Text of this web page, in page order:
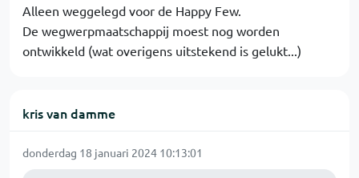
Alleen weggelegd voor de Happy Few.
De wegwerpmaatschappij moest nog worden
ontwikkeld (wat overigens uitstekend is gelukt...)
kris van damme
donderdag 18 januari 2024 10:13:01